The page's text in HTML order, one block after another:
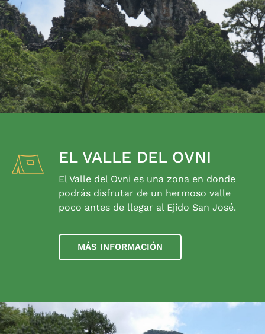
EL VALLE DEL OVNI
El Valle del Ovni es una zona en donde
podrás disfrutar de un hermoso valle
poco antes de llegar al Ejido San José.
MÁS INFORMACIÓN